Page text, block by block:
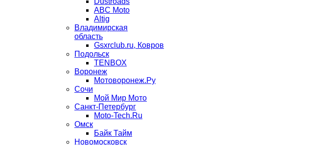
ABC Moto
Altig
Владимирская
область
Gsxrclub.ru, Ковров
Подольск
TENBOX
Воронеж
Мотоворонеж.Ру
Сочи
Мой Мир Мото
Санкт-Петербург
Moto-Tech.Ru
Омск
Байк Тайм
Новомосковск